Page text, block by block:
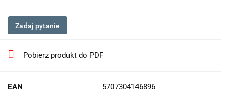
Zadaj pytanie
Pobierz produkt do PDF
EAN 5707304146896